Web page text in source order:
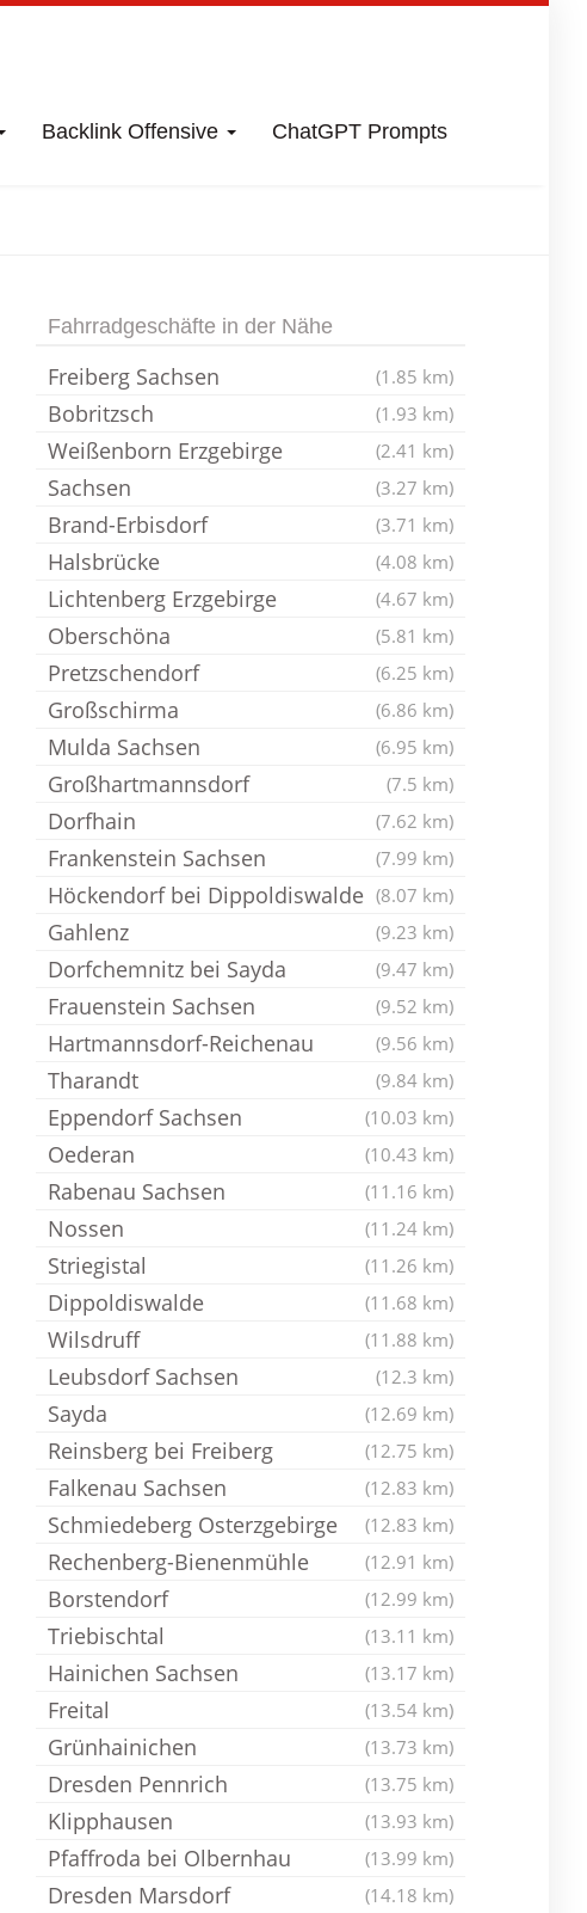
Backlink Offensive ChatGPT Prompts
Fahrradgeschäfte in der Nähe
Freiberg Sachsen (1.85 km)
Bobritzsch (1.93 km)
Weißenborn Erzgebirge (2.41 km)
Sachsen (3.27 km)
Brand-Erbisdorf (3.71 km)
Halsbrücke (4.08 km)
Lichtenberg Erzgebirge (4.67 km)
Oberschöna (5.81 km)
Pretzschendorf (6.25 km)
Großschirma (6.86 km)
Mulda Sachsen (6.95 km)
Großhartmannsdorf (7.5 km)
Dorfhain (7.62 km)
Frankenstein Sachsen (7.99 km)
Höckendorf bei Dippoldiswalde (8.07 km)
Gahlenz (9.23 km)
Dorfchemnitz bei Sayda (9.47 km)
Frauenstein Sachsen (9.52 km)
Hartmannsdorf-Reichenau (9.56 km)
Tharandt (9.84 km)
Eppendorf Sachsen (10.03 km)
Oederan (10.43 km)
Rabenau Sachsen (11.16 km)
Nossen (11.24 km)
Striegistal (11.26 km)
Dippoldiswalde (11.68 km)
Wilsdruff (11.88 km)
Leubsdorf Sachsen (12.3 km)
Sayda (12.69 km)
Reinsberg bei Freiberg (12.75 km)
Falkenau Sachsen (12.83 km)
Schmiedeberg Osterzgebirge (12.83 km)
Rechenberg-Bienenmühle (12.91 km)
Borstendorf (12.99 km)
Triebischtal (13.11 km)
Hainichen Sachsen (13.17 km)
Freital (13.54 km)
Grünhainichen (13.73 km)
Dresden Pennrich (13.75 km)
Klipphausen (13.93 km)
Pfaffroda bei Olbernhau (13.99 km)
Dresden Marsdorf (14.18 km)